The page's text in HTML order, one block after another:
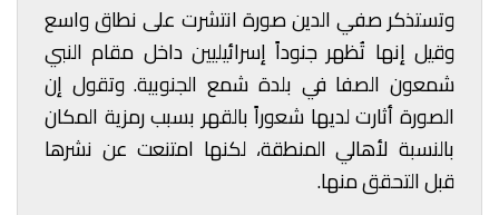
وتستذكر صفي الدين صورة انتشرت على نطاق واسع
وقيل إنها تُظهر جنوداً إسرائيليين داخل مقام النبي
شمعون الصفا في بلدة شمع الجنوبية. وتقول إن
الصورة أثارت لديها شعوراً بالقهر بسبب رمزية المكان
بالنسبة لأهالي المنطقة، لكنها امتنعت عن نشرها
قبل التحقق منها.